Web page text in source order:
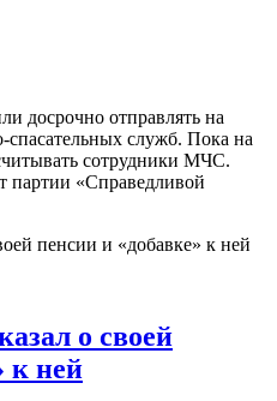
досрочно отправлять на
спасательных служб. Пока на
сотрудники МЧС.
партии «Справедливой
о своей
к ней